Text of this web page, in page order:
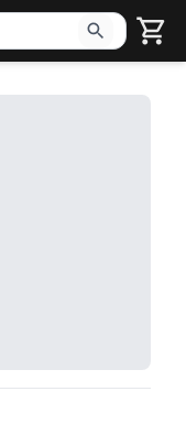
Göndərmək